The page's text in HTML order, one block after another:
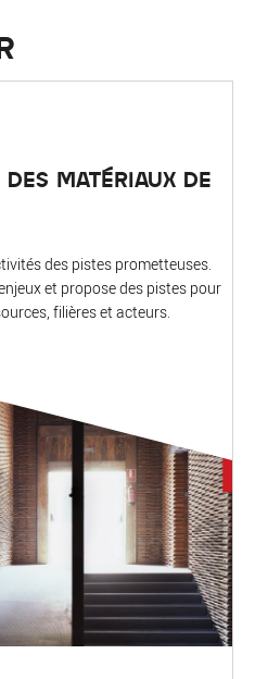
MATÉRIAUX DE
des pistes prometteuses.
et propose des pistes pour
filières et acteurs.